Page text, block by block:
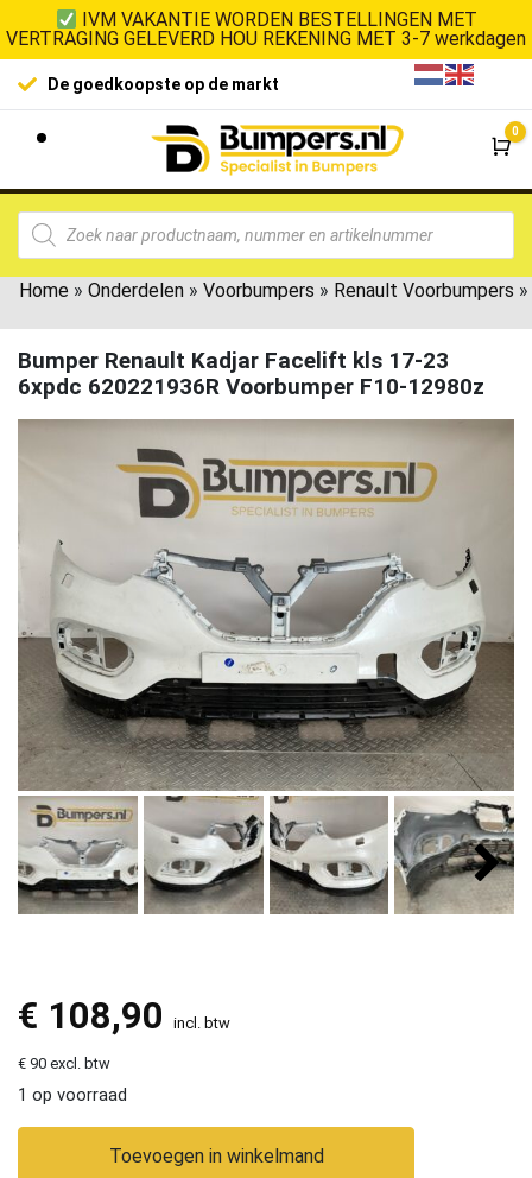
IVM VAKANTIE WORDEN BESTELLINGEN MET
VERTRAGING GELEVERD HOU REKENING MET 3-7 werkdagen
De goedkoopste op de markt
0
Home » Onderdelen » Voorbumpers » Renault Voorbumpers »
Bumper Renault Kadjar Facelift kls 17-23
6xpdc 620221936R Voorbumper F10-12980z
€ 108,90 incl. btw
€ 90 excl. btw
1 op voorraad
Toevoegen in winkelmand